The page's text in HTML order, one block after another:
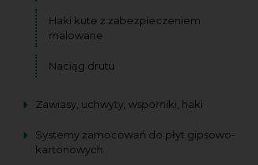
Haki kute z zabezpieczeniem
malowane
Naciąg drutu
Zawiasy, uchwyty, wsporniki, haki
Systemy zamocowań do płyt gipsowo-
kartonowych